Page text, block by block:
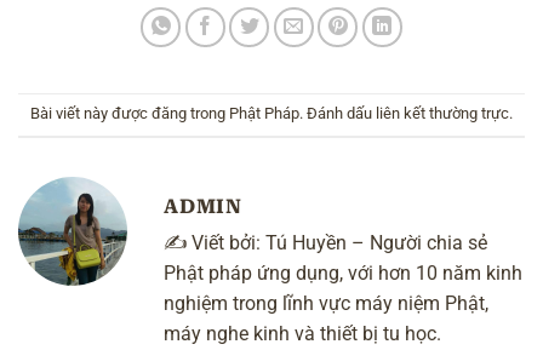
Bài viết này được đăng trong Phật Pháp. Đánh dấu liên kết thường trực.
ADMIN
✍️ Viết bởi: Tú Huyền – Người chia sẻ
Phật pháp ứng dụng, với hơn 10 năm kinh
nghiệm trong lĩnh vực máy niệm Phật,
máy nghe kinh và thiết bị tu học.